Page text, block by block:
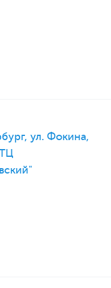
ул. Фокина,